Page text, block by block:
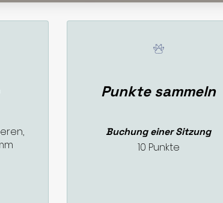
Punkte sammeln
Buchung einer Sitzung
10 Punkte